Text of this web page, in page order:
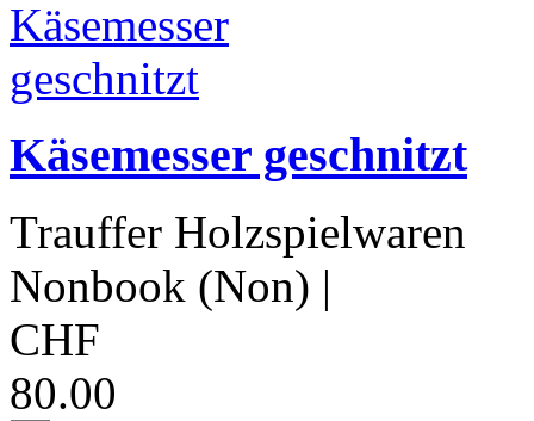
Käsemesser geschnitzt
Trauffer Holzspielwaren
Nonbook (Non) |
CHF
80.00